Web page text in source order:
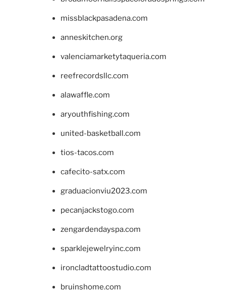
missblackpasadena.com
anneskitchen.org
valenciamarketytaqueria.com
reefrecordsllc.com
alawaffle.com
aryouthfishing.com
united-basketball.com
tios-tacos.com
cafecito-satx.com
graduacionviu2023.com
pecanjackstogo.com
zengardendayspa.com
sparklejewelryinc.com
ironcladtattoostudio.com
bruinshome.com